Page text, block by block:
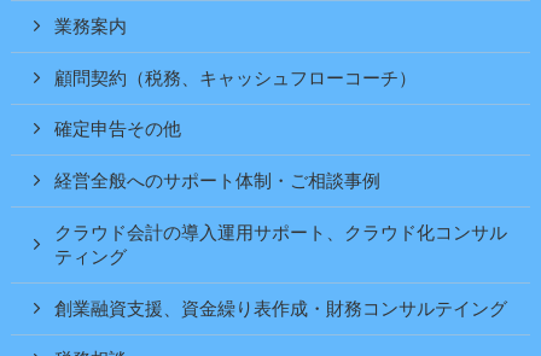
業務案内
顧問契約（税務、キャッシュフローコーチ）
確定申告その他
経営全般へのサポート体制・ご相談事例
クラウド会計の導入運用サポート、クラウド化コンサル
ティング
創業融資支援、資金繰り表作成・財務コンサルテイング